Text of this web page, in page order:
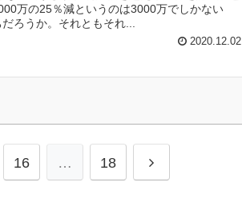
万の25％減というのは3000万でしかない
ろうか。それともそれ...
2020.12.02
16 … 18